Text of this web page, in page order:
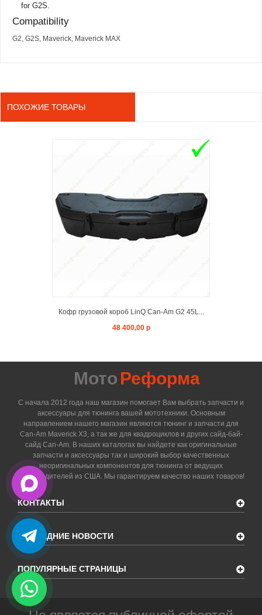
for G2S.
Compatibility
G2, G2S, Maverick, Maverick MAX
ПОХОЖИЕ ТОВАРЫ
Кофр грузовой короб LinQ Can-Am G2 45L...
48 400,00 р
Мото Реформа
С начала 2012 года наш магазин помогает Вам выбрать запчасти и
аксессуары для тюнинга вашей мототехники. Основным
направлением нашего магазин являются тюнинг и запчасти для
Can-Am Maverick X3, а так же для квадроциклов и других сайд-бай-
сайд Can-Am. В наших каталогах вы найдете как оригинальные
запчасти и аксессуары так и широкий выбор качественных
неоригинальных компонентов для тюнинга от ведущих
производителей из США. Мы гарантируем качество наших товаров!
КОНТАКТЫ
ПОСЛЕДНИЕ НОВОСТИ
ПОПУЛЯРНЫЕ СТРАНИЦЫ